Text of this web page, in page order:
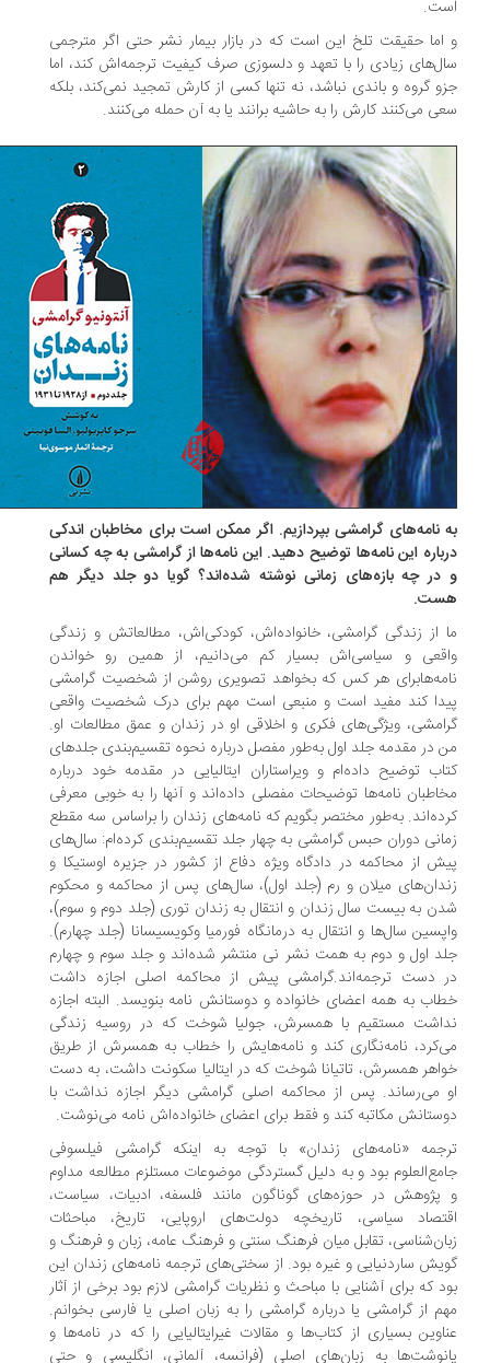
حقیقت تلخ این است که در بازار بیمار نشر حتی اگر مترجمی
زیادی را با تعهد و دلسوزی صرف کیفیت ترجمه‌اش کند، اما
گروه و باندی نباشد، نه تنها کسی از کارش تمجید نمی‌کند، بلکه
می‌کنند کارش را به حاشیه برانند یا به آن‌ حمله می‌کنند.
نامه‌های گرامشی بپردازیم. اگر ممکن است برای مخاطبان اندکی
این نامه‌ها توضیح دهید. این نامه‌ها از گرامشی به چه کسانی
چه بازه‌های زمانی نوشته شده‌اند؟ گویا دو جلد دیگر هم
از زندگی گرامشی، خانواده‌اش، کودکی‌اش، مطالعاتش و زندگی
و سیاسی‌اش بسیار کم می‌دانیم، از همین رو خواندن
هر کس که بخواهد تصویری روشن از شخصیت گرامشی
کند مفید است و منبعی است مهم برای درک شخصیت واقعی
ویژگی‌های فکری و اخلاقی او در زندان و عمق مطالعات او.
در مقدمه جلد اول به‌طور مفصل درباره نحوه تقسیم‌بندی جلدهای
توضیح داده‌ام و ویراستاران ایتالیایی در مقدمه خود درباره
نامه‌ها توضیحات مفصلی داده‌اند و آنها را به خوبی معرفی
به‌طور مختصر بگویم که نامه‌های زندان را براساس سه مقطع
دوران حبس گرامشی به چهار جلد تقسیم‌بندی کرده‌ام: سال‌های
از محاکمه در دادگاه ویژه دفاع از کشور در جزیره اوستیکا و
میلان و رم (جلد اول)، سال‌های پس از محاکمه‌ و محکوم
به بیست سال زندان و انتقال به زندان توری (جلد دوم و سوم)،
سال‌ها و انتقال به درمانگاه فورمیا وکویسیسانا (جلد چهارم).
اول و دوم به همت نشر نی منتشر شده‌اند و جلد سوم و چهارم
دست ترجمه‌اند.گرامشی پیش از محاکمه اصلی اجازه داشت
به همه اعضای خانواده و دوستانش نامه بنویسد. البته اجازه
مستقیم با همسرش، جولیا شوخت که در روسیه زندگی
نامه‌نگاری کند و نامه‌هایش را خطاب به همسرش از طریق
همسرش، تاتیانا شوخت که در ایتالیا سکونت داشت، به دست
می‌رساند. پس از محاکمه اصلی گرامشی دیگر اجازه نداشت با
مکاتبه کند و فقط برای اعضای خانواده‌اش نامه می‌نوشت.
«نامه‌های زندان» با توجه به اینکه گرامشی فیلسوفی
بود و به دلیل گستردگی موضوعات مستلزم مطالعه مداوم
در حوزه‌های گوناگون مانند فلسفه، ادبیات، سیاست،
سیاسی، تاریخچه دولت‌های اروپایی، تاریخ، مباحثات
تقابل میان فرهنگ سنتی و فرهنگ عامه، زبان و فرهنگ و
ساردنیایی و غیره بود. از سختی‌های ترجمه نامه‌های زندان این
که برای آشنایی با مباحث و نظریات گرامشی لازم بود برخی از آثار
از گرامشی یا درباره گرامشی را به زبان اصلی یا فارسی بخوانم.
بسیاری از کتاب‌ها و مقالات غیرایتالیایی را که در نامه‌ها و
به زبان‌های اصلی (فرانسه، آلمانی، انگلیسی و حتی